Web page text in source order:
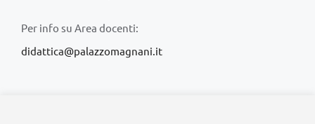
Per info su Area docenti:
didattica@palazzomagnani.it